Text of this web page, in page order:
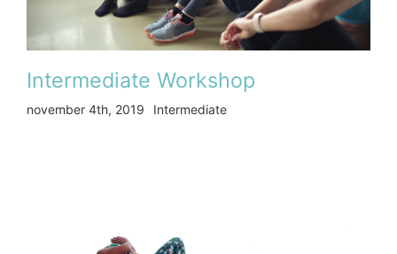
Intermediate Workshop
november 4th, 2019 Intermediate